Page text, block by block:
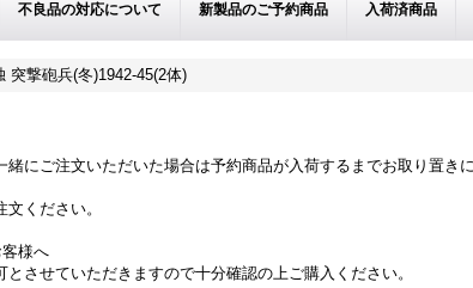
不良品の対応について 新製品のご予約商品 入荷済商品
突撃砲兵(冬)1942-45(2体)
にご注文いただいた場合は予約商品が入荷するまでお取り置き
ください。
様へ
させていただきますので十分確認の上ご購入ください。